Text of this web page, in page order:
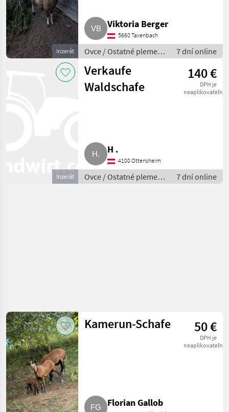
Inzerát
Viktoria Berger
5660 Taxenbach
Ovce / Ostatné plemená
oviec
7 dní online
Inzerát
Verkaufe
Waldschafe
140 €
DPH je
neaplikovateľné
H .
4100 Ottensheim
Ovce / Ostatné plemená
oviec
7 dní online
Kamerun-Schafe 50 €
DPH je
neaplikovateľné
Florian Gallob